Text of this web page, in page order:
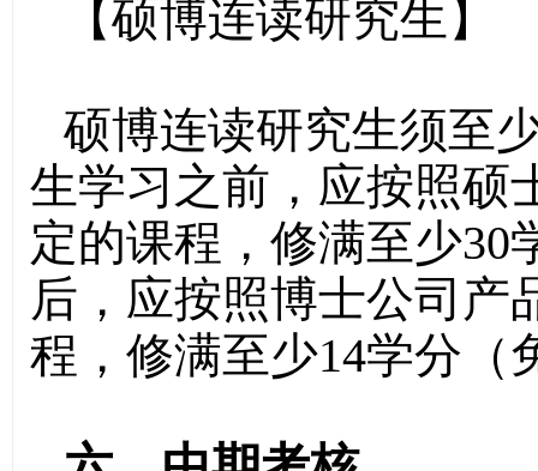
【硕博连读研究生】
硕博连读研究生须至
生学习之前，应按照硕
定的课程，修满至少30
后，应按照博士公司产
程，修满至少14学分（